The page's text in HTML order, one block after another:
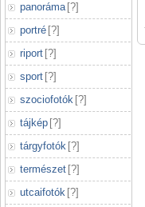
panoráma [?]
portré [?]
riport [?]
sport [?]
szociofotók [?]
tájkép [?]
tárgyfotók [?]
természet [?]
utcaifotók [?]